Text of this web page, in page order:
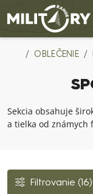
Army shop
OBLEČENIE
Sekcia obsahuje
a tielka od známych
Filtrovanie (16)